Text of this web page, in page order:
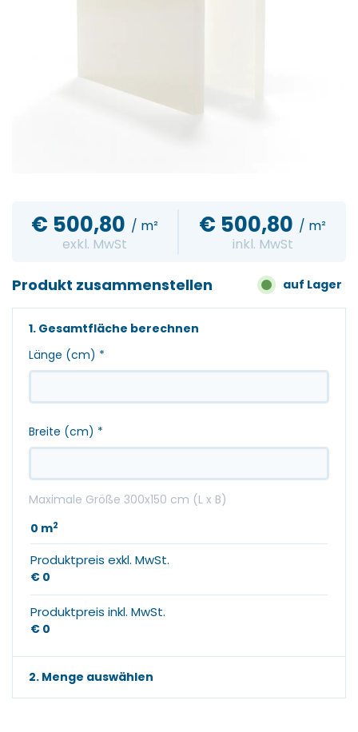
€ 500,80 / m²
exkl. MwSt
€ 500,80 / m²
inkl. MwSt
auf Lager
Produkt zusammenstellen
1. Gesamtfläche berechnen
Länge (cm) *
Breite (cm) *
Maximale Größe 300x150 cm (L x B)
0 m2
Produktpreis exkl. MwSt.
€ 0
Produktpreis inkl. MwSt.
€ 0
2. Menge auswählen